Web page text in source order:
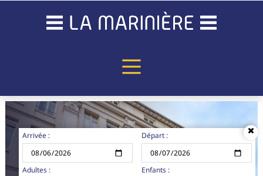
Arrivée : Départ :
Adultes : Enfants :